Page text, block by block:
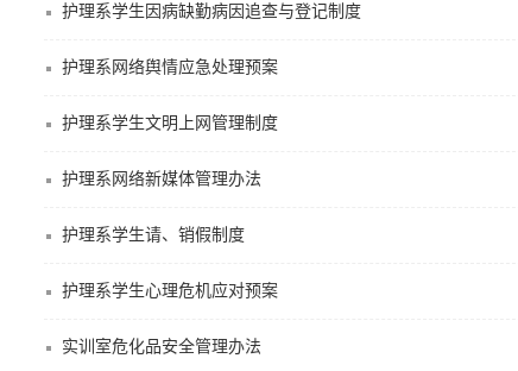
护理系学生因病缺勤病因追查与登记制度
护理系网络舆情应急处理预案
护理系学生文明上网管理制度
护理系网络新媒体管理办法
护理系学生请、销假制度
护理系学生心理危机应对预案
实训室危化品安全管理办法